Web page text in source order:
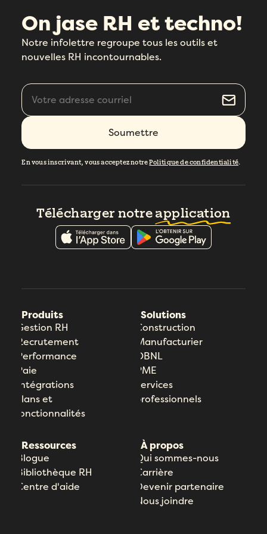
On jase RH et techno!
Notre infolettre regroupe tous les outils et
nouvelles RH incontournables.
En vous inscrivant, vous acceptez notrePolitique de confidentialité.
Télécharger notreapplication
Produits
Gestion RH
Recrutement
Performance
Paie
Intégrations
Plans et
fonctionnalités
Solutions
Construction
Manufacturier
OBNL
PME
Services
professionnels
Ressources
Blogue
Bibliothèque RH
Centre d'aide
À propos
Qui sommes-nous
Carrière
Devenir partenaire
Nous joindre